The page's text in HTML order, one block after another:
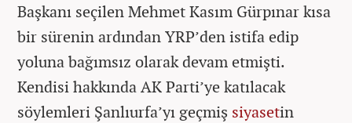
Başkanı seçilen Mehmet Kasım Gürpınar kısa
bir sürenin ardından YRP’den istifa edip
yoluna bağımsız olarak devam etmişti.
Kendisi hakkında AK Parti’ye katılacak
söylemleri Şanlıurfa’yı geçmiş siyasetin